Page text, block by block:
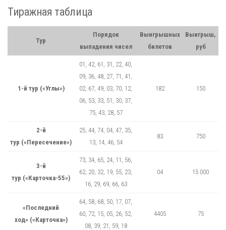
Тиражная таблица
Тур
Порядок
выпадения чисел
Выигрышных
билетов
Выигрыш,
руб
1-й тур («Углы»)
01, 42, 61, 31, 22, 40,
09, 36, 48, 27, 71, 41,
02, 67, 49, 03, 70, 12,
06, 53, 33, 51, 30, 37,
75, 43, 28, 57
182 150
2-й
тур («Пересечение»)
25, 44, 74, 04, 47, 35,
13, 14, 46, 54
83 750
3-й
тур («Карточка-55»)
73, 34, 65, 24, 11, 56,
62, 20, 32, 19, 55, 23,
16, 29, 69, 66, 63
04 15 000
«Последний
ход» («Карточка»)
64, 58, 68, 50, 17, 07,
60, 72, 15, 05, 26, 52,
08, 39, 21, 59, 18
4405 75